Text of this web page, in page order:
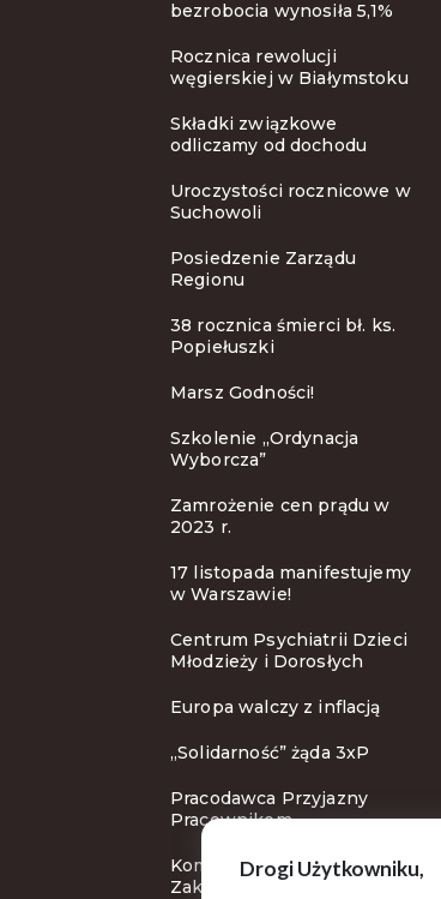
Drogi Użytkowniku,
bezrobocia wynosiła 5,1%
Rocznica rewolucji
węgierskiej w Białymstoku
Składki związkowe
odliczamy od dochodu
Uroczystości rocznicowe w
Suchowoli
Posiedzenie Zarządu
Regionu
38 rocznica śmierci bł. ks.
Popiełuszki
Marsz Godności!
Szkolenie ,,Ordynacja
Wyborcza”
Zamrożenie cen prądu w
2023 r.
17 listopada manifestujemy
w Warszawie!
Centrum Psychiatrii Dzieci
Młodzieży i Dorosłych
Europa walczy z inflacją
„Solidarność” żąda 3xP
Pracodawca Przyjazny
Pracownikom
Komisja Krajowa w
Zakopanem